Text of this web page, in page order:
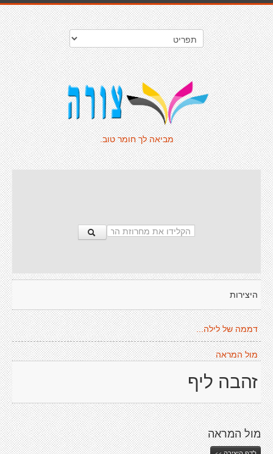
מביאה לך חומר טוב.
היצירות
דממה של לילה...
מול המראה
זהבה ליף
מול המראה